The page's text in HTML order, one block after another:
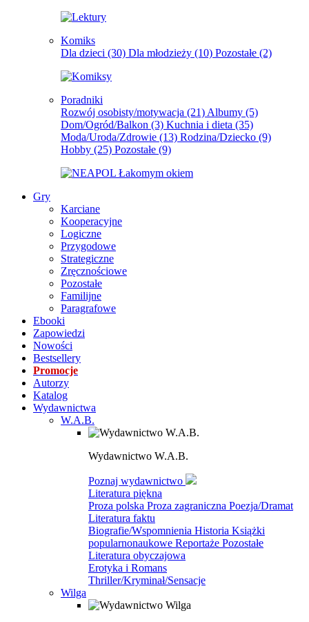
Komiks
Dla dzieci (30) Dla młodzieży (10) Pozostałe (2)
Poradniki
Rozwój osobisty/motywacja (21) Albumy (5)
Dom/Ogród/Balkon (3) Kuchnia i dieta (35)
Moda/Uroda/Zdrowie (13) Rodzina/Dziecko (9)
Hobby (25) Pozostałe (9)
Gry
Karciane
Kooperacyjne
Logiczne
Przygodowe
Strategiczne
Zręcznościowe
Pozostałe
Familijne
Paragrafowe
Ebooki
Zapowiedzi
Nowości
Bestsellery
Promocje
Autorzy
Katalog
Wydawnictwa
W.A.B.
Wydawnictwo W.A.B.
Poznaj wydawnictwo
Literatura piękna
Proza polska Proza zagraniczna Poezja/Dramat
Literatura faktu
Biografie/Wspomnienia Historia Książki
popularnonaukowe Reportaże Pozostałe
Literatura obyczajowa
Erotyka i Romans
Thriller/Kryminał/Sensacje
Wilga